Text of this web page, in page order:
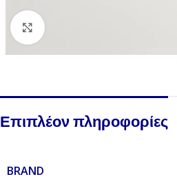
Επιπλέον πληροφορίες
BRAND